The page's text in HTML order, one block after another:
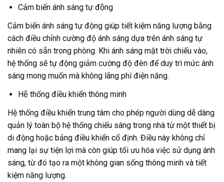
Cảm biến ánh sáng tự động
Cảm biến ánh sáng tự động giúp tiết kiệm năng lượng bằng
cách điều chỉnh cường độ ánh sáng dựa trên ánh sáng tự
nhiên có sẵn trong phòng. Khi ánh sáng mặt trời chiếu vào,
hệ thống sẽ tự động giảm cường độ đèn để duy trì mức ánh
sáng mong muốn mà không lãng phí điện năng.
Hệ thống điều khiển thông minh
Hệ thống điều khiển trung tâm cho phép người dùng dễ dàng
quản lý toàn bộ hệ thống chiếu sáng trong nhà từ một thiết bị
di động hoặc bảng điều khiển cố định. Điều này không chỉ
mang lại sự tiện lợi mà còn giúp tối ưu hóa việc sử dụng ánh
sáng, từ đó tạo ra một không gian sống thông minh và tiết
kiệm năng lượng.